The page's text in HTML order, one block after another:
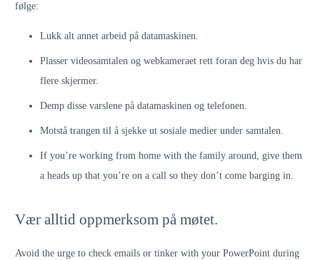
følge:
Lukk alt annet arbeid på datamaskinen.
Plasser videosamtalen og webkameraet rett foran deg hvis du har
flere skjermer.
Demp disse varslene på datamaskinen og telefonen.
Motstå trangen til å sjekke ut sosiale medier under samtalen.
If you’re working from home with the family around, give them
a heads up that you’re on a call so they don’t come barging in.
Vær alltid oppmerksom på møtet.
Avoid the urge to check emails or tinker with your PowerPoint during